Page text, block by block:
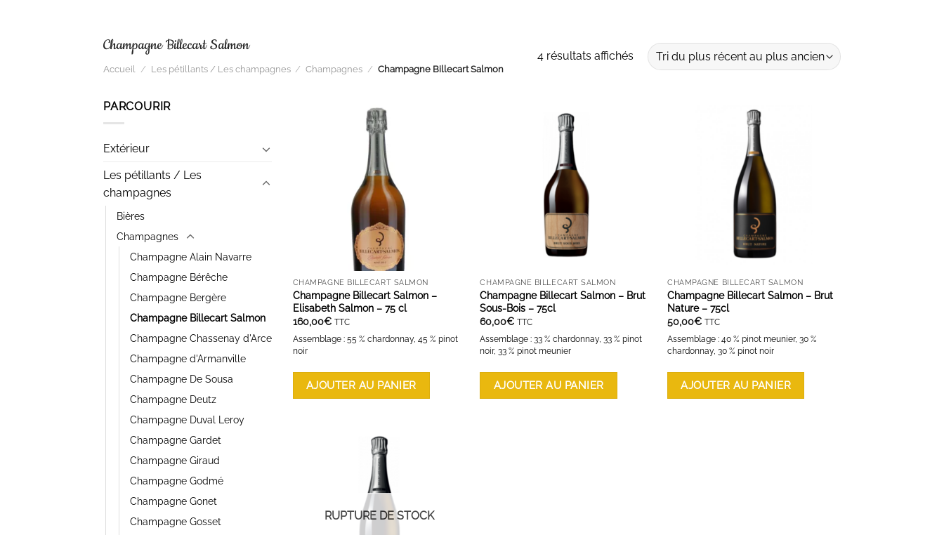
Champagne Billecart Salmon
Accueil / Les pétillants / Les champagnes / Champagnes / Champagne Billecart Salmon
4 résultats affichésTrié
PARCOURIR
Extérieur
Les pétillants / Les
champagnes
Bières
Champagnes
Champagne Alain Navarre
Champagne Bérêche
Champagne Bergère
Champagne Billecart Salmon
Champagne Chassenay d'Arce
Champagne d'Armanville
Champagne De Sousa
Champagne Deutz
Champagne Duval Leroy
Champagne Gardet
Champagne Giraud
Champagne Godmé
Champagne Gonet
Champagne Gosset
AJOUTER À LA LISTE D'ENVIES
CHAMPAGNE BILLECART SALMON
Champagne Billecart Salmon –
Elisabeth Salmon – 75 cl
160,00€ TTC
Assemblage : 55 % chardonnay, 45 % pinot
noir
AJOUTER AU PANIER
AJOUTER À LA LISTE D'ENVIES
CHAMPAGNE BILLECART SALMON
Champagne Billecart Salmon – Brut
Sous-Bois – 75cl
60,00€ TTC
Assemblage : 33 % chardonnay, 33 % pinot
noir, 33 % pinot meunier
AJOUTER AU PANIER
AJOUTER À LA LISTE D'ENVIES
CHAMPAGNE BILLECART SALMON
Champagne Billecart Salmon – Brut
Nature – 75cl
50,00€ TTC
Assemblage : 40 % pinot meunier, 30 %
chardonnay, 30 % pinot noir
AJOUTER AU PANIER
AJOUTER À LA LISTE D'ENVIES
RUPTURE DE STOCK